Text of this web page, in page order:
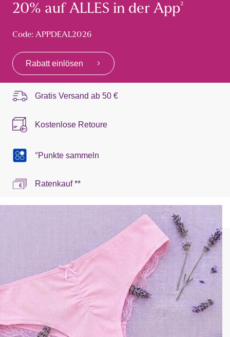
20% auf ALLES in der App²
Code: APPDEAL2026
Rabatt einlösen
Gratis Versand ab 50 €
Kostenlose Retoure
°Punkte sammeln
Ratenkauf **